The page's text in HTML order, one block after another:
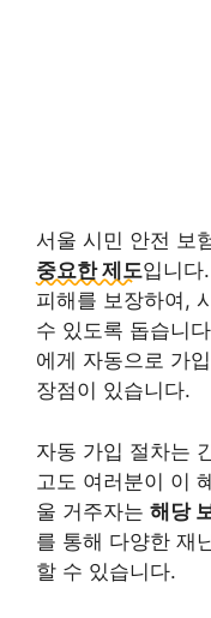
서울 시민 안전 보
중요한 제도입니다
피해를 보장하여,
수 있도록 돕습니
에게 자동으로 가
장점이 있습니다.
자동 가입 절차는
고도 여러분이 이
울 거주자는 해당
를 통해 다양한 재
할 수 있습니다.